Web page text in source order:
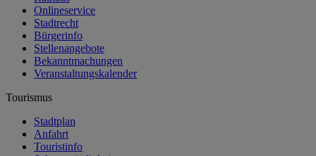
Onlineservice
Stadtrecht
Bürgerinfo
Stellenangebote
Bekanntmachungen
Veranstaltungskalender
Tourismus
Stadtplan
Anfahrt
Touristinfo